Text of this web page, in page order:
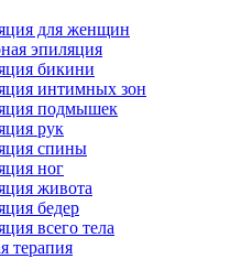
для женщин
эпиляция
бикини
интимных зон
подмышек
рук
спины
ног
живота
бедер
всего тела
терапия